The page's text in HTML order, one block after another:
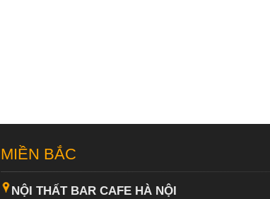
MIỀN BẮC
NỘI THẤT BAR CAFE HÀ NỘI